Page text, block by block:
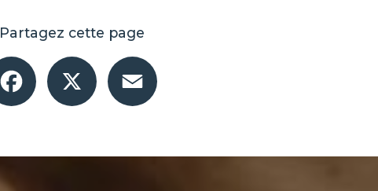
Partagez cette page
Facebook